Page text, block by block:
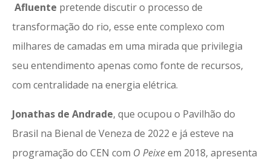
Afluente pretende discutir o processo de
transformação do rio, esse ente complexo com
milhares de camadas em uma mirada que privilegia
seu entendimento apenas como fonte de recursos,
com centralidade na energia elétrica.
Jonathas de Andrade, que ocupou o Pavilhão do
Brasil na Bienal de Veneza de 2022 e já esteve na
programação do CEN com O Peixeem 2018, apresenta